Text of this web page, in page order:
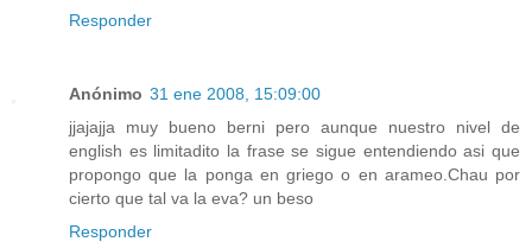
Responder
Anónimo 31 ene 2008, 15:09:00
jjajajja muy bueno berni pero aunque nuestro nivel de
english es limitadito la frase se sigue entendiendo asi que
propongo que la ponga en griego o en arameo.Chau por
cierto que tal va la eva? un beso
Responder